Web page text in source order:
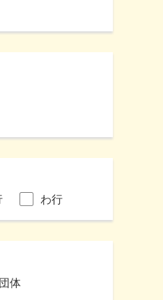
わ行
体